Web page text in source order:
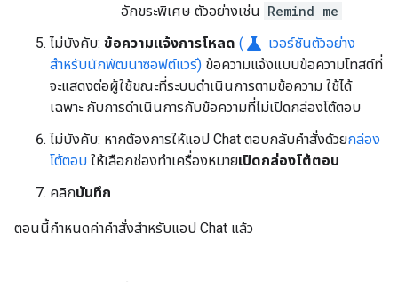
อักขระพิเศษ ตัวอย่างเช่น Remind me
ไม่บังคับ: ข้อความแจ้งการโหลด ( science เวอร์ชันตัวอย่าง
สำหรับนักพัฒนาซอฟต์แวร์) ข้อความแจ้งแบบข้อความโทสต์ที่
จะแสดงต่อผู้ใช้ขณะที่ระบบดำเนินการตามข้อความ ใช้ได้
เฉพาะ กับการดำเนินการกับข้อความที่ไม่เปิดกล่องโต้ตอบ
ไม่บังคับ: หากต้องการให้แอป Chat ตอบกลับคำสั่งด้วยกล่อง
โต้ตอบ ให้เลือกช่องทําเครื่องหมายเปิดกล่องโต้ตอบ
คลิกบันทึก
ตอนนี้กำหนดค่าคำสั่งสำหรับแอป Chat แล้ว